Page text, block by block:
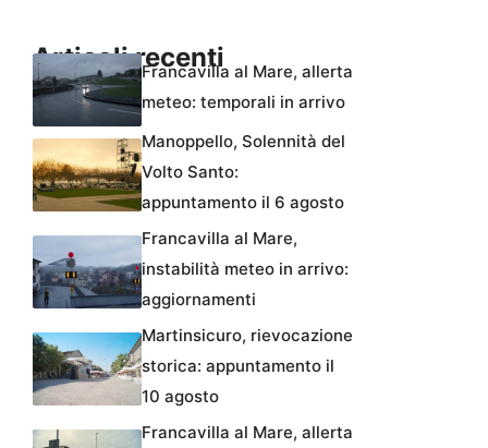
Articoli recentiFrancavilla al Mare, allerta
meteo: temporali in arrivo
Manoppello, Solennità del
Volto Santo:
appuntamento il 6 agosto
Francavilla al Mare,
instabilità meteo in arrivo:
aggiornamenti
Martinsicuro, rievocazione
storica: appuntamento il
10 agosto
Francavilla al Mare, allerta